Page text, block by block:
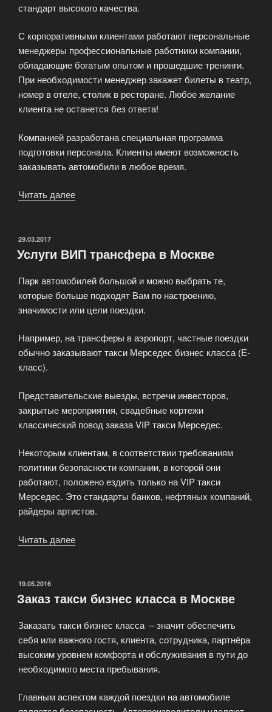
стандарт высокого качества.
С корпоративными клиентами работают персональные
менеджеры профессиональные работники компании,
обладающие богатым опытом и прошедшие тренинги.
При необходимости менеджер закажет билеты в театр,
номер в отеле, столик в ресторане. Любое желание
клиента не останется без ответа!
Компанией разработана специальная программа
подготовки персонала. Клиенты имеют возможность
заказывать автомобили в любое время.
Читать далее
ОПУБЛИКОВАНО
29.03.2017
Услуги ВИП трансфера в Москве
Парк автомобилей большой и можно выбрать те,
которые больше подходят Вам по настроению,
значимости или цели поездки.
Например, на трансферы в аэропорт, частные поездки
обычно заказывают такси Мерседес бизнес класса (Е-
класс).
Представительские выезды, встречи инвесторов,
закрытые мероприятия, свадебные кортежи
классический повод заказа VIP такси Мерседес.
Некоторым клиентам, в соответствии требованиям
политики безопасности компании, в которой они
работают, положено ездить только на VIP такси
Мерседес. Это стандарты банков, нефтяных компаний,
райдеры артистов.
Читать далее
Москве»
ОПУБЛИКОВАНО
19.05.2016
Заказ такси бизнес класса в Москве
Заказать такси бизнес класса – значит обеспечить
себя или важного гостя, клиента, сотрудника, партнёра
высоким уровнем комфорта и обслуживания в пути до
необходимого места пребывания.
Главным аспектом каждой поездки на автомобиле